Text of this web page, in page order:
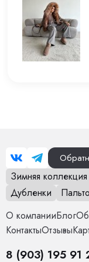
Зимняя
Дубленки
Пальто
О компанииБлог
КонтактыОтзывы
8 (903) 195 91